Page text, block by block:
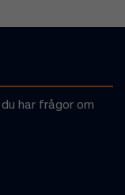
har frågor om